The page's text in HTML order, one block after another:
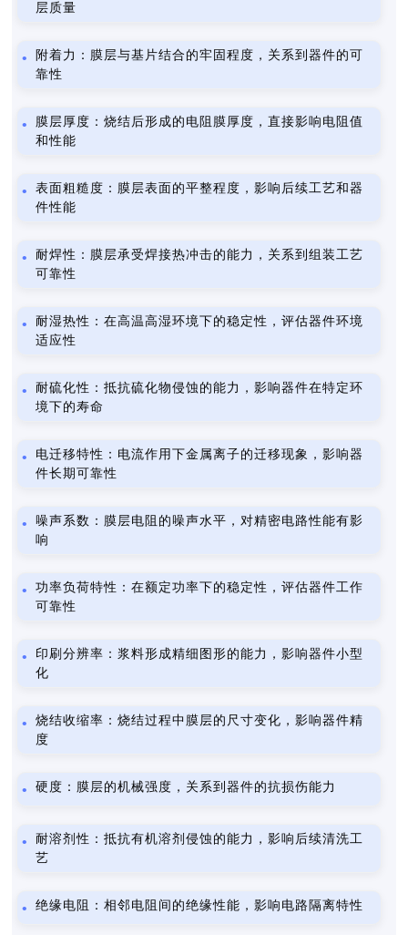
层质量
附着力：膜层与基片结合的牢固程度，关系到器件的可
靠性
膜层厚度：烧结后形成的电阻膜厚度，直接影响电阻值
和性能
表面粗糙度：膜层表面的平整程度，影响后续工艺和器
件性能
耐焊性：膜层承受焊接热冲击的能力，关系到组装工艺
可靠性
耐湿热性：在高温高湿环境下的稳定性，评估器件环境
适应性
耐硫化性：抵抗硫化物侵蚀的能力，影响器件在特定环
境下的寿命
电迁移特性：电流作用下金属离子的迁移现象，影响器
件长期可靠性
噪声系数：膜层电阻的噪声水平，对精密电路性能有影
响
功率负荷特性：在额定功率下的稳定性，评估器件工作
可靠性
印刷分辨率：浆料形成精细图形的能力，影响器件小型
化
烧结收缩率：烧结过程中膜层的尺寸变化，影响器件精
度
硬度：膜层的机械强度，关系到器件的抗损伤能力
耐溶剂性：抵抗有机溶剂侵蚀的能力，影响后续清洗工
艺
绝缘电阻：相邻电阻间的绝缘性能，影响电路隔离特性